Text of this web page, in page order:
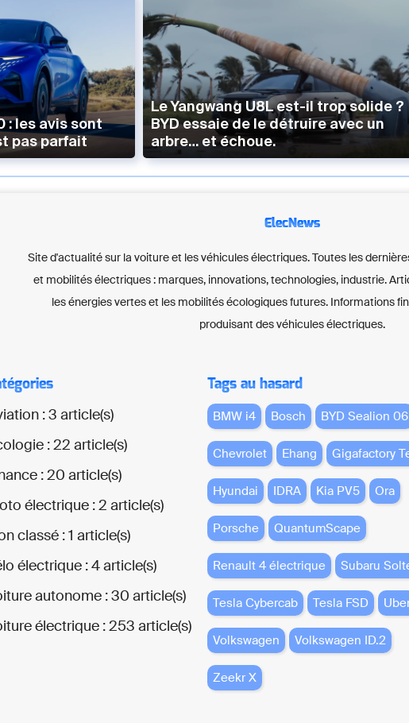
: les avis sont
pas parfait
Le Yangwang U8L est-il trop solide ?
BYD essaie de le détruire avec un
arbre… et échoue.
ElecNews
Site d'actualité sur la voiture et les véhicules électriques. Toutes les
et mobilités électriques : marques, innovations, technologies, industrie.
les énergies vertes et les mobilités écologiques futures. Informations
produisant des véhicules électriques.
: 3 article(s)
: 22 article(s)
: 20 article(s)
électrique : 2 article(s)
classé : 1 article(s)
électrique : 4 article(s)
autonome : 30 article(s)
électrique : 253 article(s)
Tags au hasard
BMW i4 Bosch BYD Sealion 06
Chevrolet Ehang Gigafactory
Hyundai IDRA Kia PV5 Ora
Porsche QuantumScape
Renault 4 électrique Subaru
Tesla Cybercab Tesla FSD
Volkswagen Volkswagen ID.2
Zeekr X